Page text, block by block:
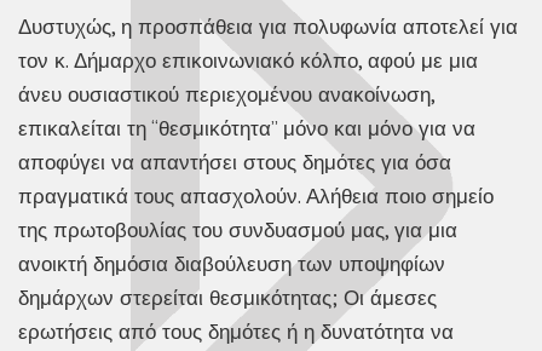
Δυστυχώς, η προσπάθεια για πολυφωνία αποτελεί για
τον κ. Δήμαρχο επικοινωνιακό κόλπο, αφού με μια
άνευ ουσιαστικού περιεχομένου ανακοίνωση,
επικαλείται τη “θεσμικότητα” μόνο και μόνο για να
αποφύγει να απαντήσει στους δημότες για όσα
πραγματικά τους απασχολούν. Αλήθεια ποιο σημείο
της πρωτοβουλίας του συνδυασμού μας, για μια
ανοικτή δημόσια διαβούλευση των υποψηφίων
δημάρχων στερείται θεσμικότητας; Οι άμεσες
ερωτήσεις από τους δημότες ή η δυνατότητα να